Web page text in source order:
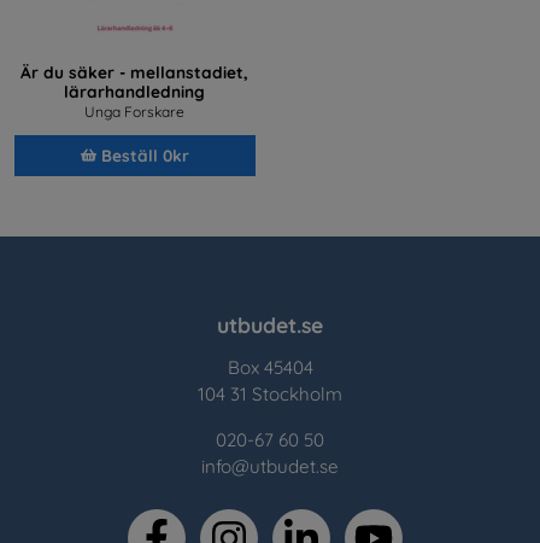
Är du säker - mellanstadiet,
lärarhandledning
Unga Forskare
Beställ 0kr
utbudet.se
Box 45404
104 31 Stockholm
020-67 60 50
info@utbudet.se
facebookinstagramlinkedin youtube